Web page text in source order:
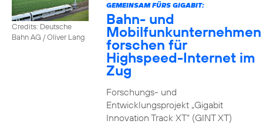
Credits: Deutsche
Bahn AG / Oliver Lang
GEMEINSAM FÜRS GIGABIT:
Bahn- und
Mobilfunkunternehmen
forschen für
Highspeed-Internet im
Zug
Forschungs- und
Entwicklungsprojekt „Gigabit
Innovation Track XT“ (GINT XT)